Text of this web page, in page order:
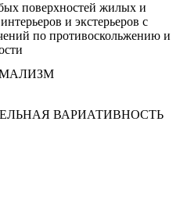
поверхностей жилых и
и экстерьеров с
по противоскольжению и
ВАРИАТИВНОСТЬ